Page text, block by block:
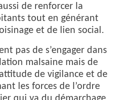
de renforcer la
tout en générant
et de lien social.
pas de s’engager dans
malsaine mais de
de vigilance et de
les forces de l’ordre